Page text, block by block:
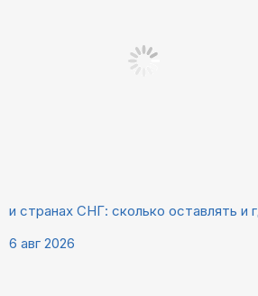
и странах СНГ: сколько оставлять и
6 авг 2026